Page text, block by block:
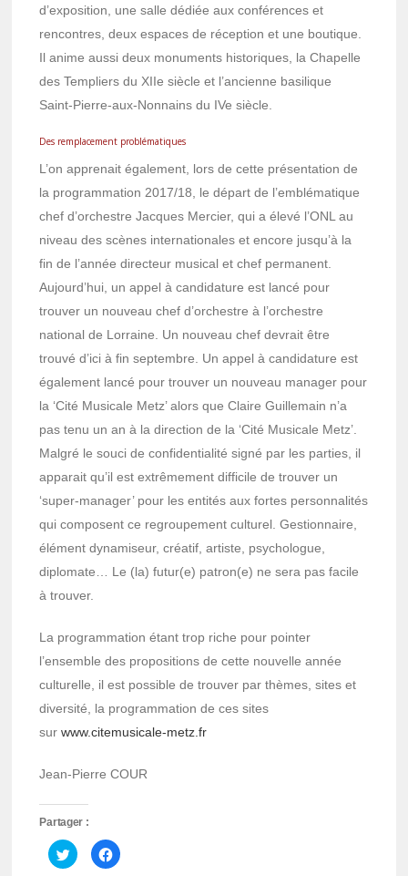
d’exposition, une salle dédiée aux conférences et
rencontres, deux espaces de réception et une boutique.
Il anime aussi deux monuments historiques, la Chapelle
des Templiers du XIIe siècle et l’ancienne basilique
Saint-Pierre-aux-Nonnains du IVe siècle.
Des remplacement problématiques
L’on apprenait également, lors de cette présentation de
la programmation 2017/18, le départ de l’emblématique
chef d’orchestre Jacques Mercier, qui a élevé l’ONL au
niveau des scènes internationales et encore jusqu’à la
fin de l’année directeur musical et chef permanent.
Aujourd’hui, un appel à candidature est lancé pour
trouver un nouveau chef d’orchestre à l’orchestre
national de Lorraine. Un nouveau chef devrait être
trouvé d’ici à fin septembre. Un appel à candidature est
également lancé pour trouver un nouveau manager pour
la ‘Cité Musicale Metz’ alors que Claire Guillemain n’a
pas tenu un an à la direction de la ‘Cité Musicale Metz’.
Malgré le souci de confidentialité signé par les parties, il
apparait qu’il est extrêmement difficile de trouver un
‘super-manager’ pour les entités aux fortes personnalités
qui composent ce regroupement culturel. Gestionnaire,
élément dynamiseur, créatif, artiste, psychologue,
diplomate… Le (la) futur(e) patron(e) ne sera pas facile
à trouver.
La programmation étant trop riche pour pointer
l’ensemble des propositions de cette nouvelle année
culturelle, il est possible de trouver par thèmes, sites et
diversité, la programmation de ces sites
surwww.citemusicale-metz.fr
Jean-Pierre COUR
Partager :
Cliquez
pour
Cliquez
pour